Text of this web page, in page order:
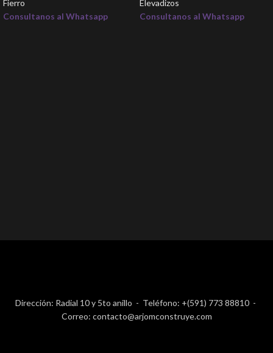
Fierro
Consultanos al Whatsapp
Elevadizos
Consultanos al Whatsapp
Dirección: Radial 10 y 5to anillo - Teléfono: +(591) 773 88810 -
Correo: contacto@arjomconstruye.com